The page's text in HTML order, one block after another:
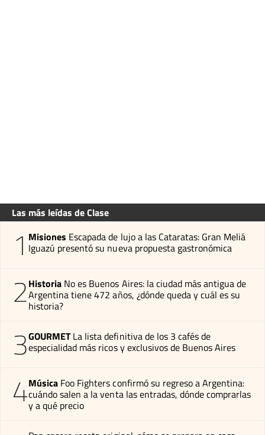
Las más leídas de Clase
1 Misiones Escapada de lujo a las Cataratas: Gran Meliá
Iguazú presentó su nueva propuesta gastronómica
2Historia No es Buenos Aires: la ciudad más antigua de
Argentina tiene 472 años, ¿dónde queda y cuál es su
historia?
3GOURMET La lista definitiva de los 3 cafés de
especialidad más ricos y exclusivos de Buenos Aires
4Música Foo Fighters confirmó su regreso a Argentina:
cuándo salen a la venta las entradas, dónde comprarlas
y a qué precio